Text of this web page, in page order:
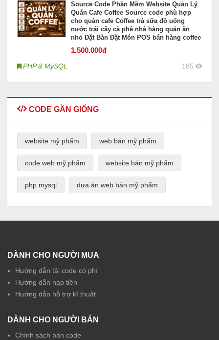
Source Code Phần Mềm Website Quản Lý
Quán Cafe Coffee Source code phù hợp
cho quán cafe Coffee trà sữa đồ uống
nước trái cây cà phê nhà hàng quán ăn
nhỏ Đặt Bàn Đặt Món POS bán hàng coffee
1.500.000đ
PHP & MySQL 185
CODE GẦN GIỐNG
website mỹ phẩm web bán mỹ phẩm
code web mỹ phẩm website bán mỹ phẩm
php mysql dựa án web bán mỹ phẩm
DÀNH CHO NGƯỜI MUA
Hướng dẫn tải code có phí
Hướng dẫn nạp tiền
Hướng dẫn hỗ trợ kĩ thuật
DÀNH CHO NGƯỜI BÁN
Chính sách bán code